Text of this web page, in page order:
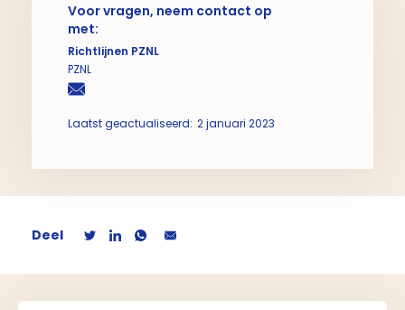
Voor vragen, neem contact op
met:
Richtlijnen PZNL
PZNL
Laatst geactualiseerd: 2 januari 2023
Deel